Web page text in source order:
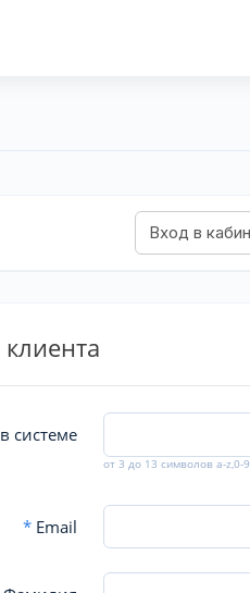
системе
от 3 до 13 символов a-z,0-9
*Email